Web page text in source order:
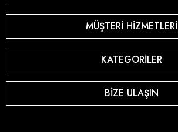
MÜŞTERİ HİZMETLERİ
KATEGORİLER
BİZE ULAŞIN